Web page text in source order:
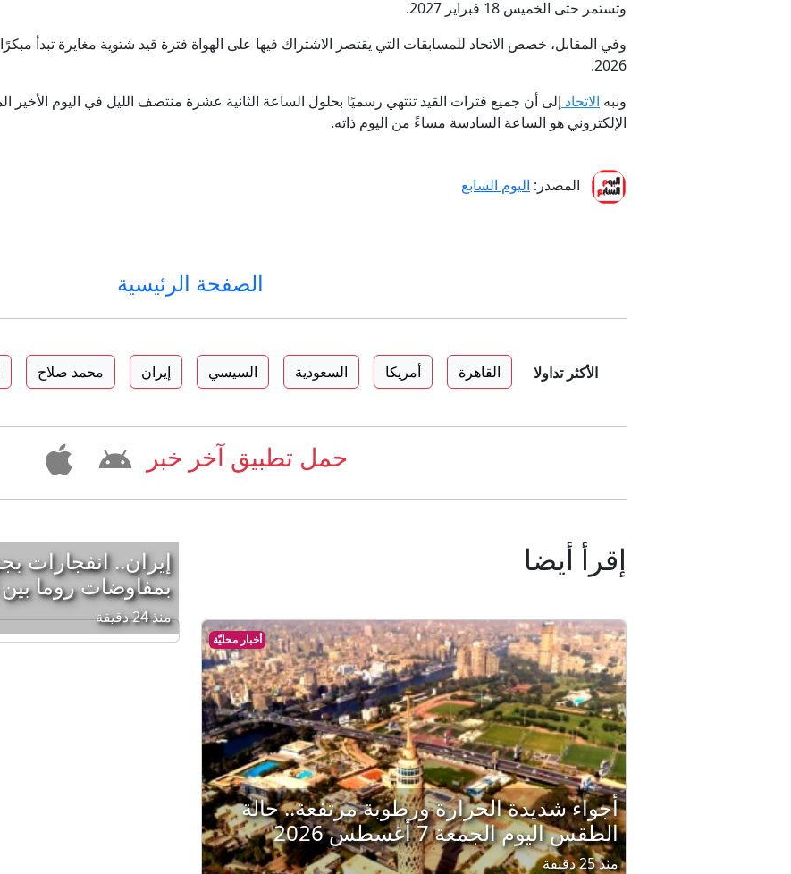
وتستمر حتى الخميس 18 فبراير 2027.
2026.
ونبه الاتحاد إلى أن جميع فترات القيد تنتهي رسميًا بحلول الساعة الثانية عشرة منتصف الليل في اليوم الأخير
الإلكتروني هو الساعة السادسة مساءً من اليوم ذاته.
المصدر: اليوم السابع
الصفحة الرئيسية
الأكثر تداولا القاهرة أمريكا السعودية السيسي إيران محمد صلاح
حمل تطبيق آخر خبر
إقرأ أيضا
أخبار محليّة
أجواء شديدة الحرارة ورطوبة مرتفعة.. حالة
الطقس اليوم الجمعة 7 أغسطس 2026
منذ 25 دقيقة
إيران.. انفجارات
بمفاوضات روما بين
منذ 24 دقيقة